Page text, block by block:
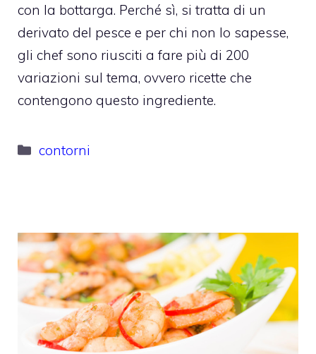
con la bottarga. Perché sì, si tratta di un
derivato del pesce e per chi non lo sapesse,
gli chef sono riusciti a fare più di 200
variazioni sul tema, ovvero ricette che
contengono questo ingrediente.
Categorie
contorni